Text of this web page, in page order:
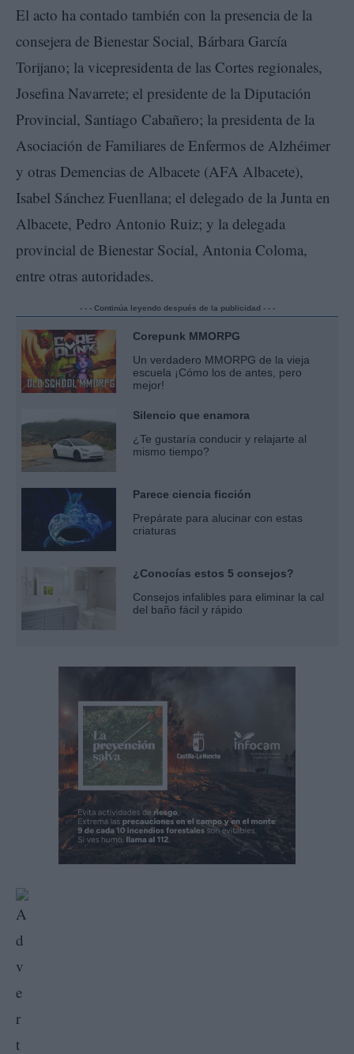
El acto ha contado también con la presencia de la
consejera de Bienestar Social, Bárbara García
Torijano; la vicepresidenta de las Cortes regionales,
Josefina Navarrete; el presidente de la Diputación
Provincial, Santiago Cabañero; la presidenta de la
Asociación de Familiares de Enfermos de Alzhéimer
y otras Demencias de Albacete (AFA Albacete),
Isabel Sánchez Fuenllana; el delegado de la Junta en
Albacete, Pedro Antonio Ruiz; y la delegada
provincial de Bienestar Social, Antonia Coloma,
entre otras autoridades.
- - - Continúa leyendo después de la publicidad - - -
Corepunk MMORPG
Un verdadero MMORPG de la vieja
escuela ¡Cómo los de antes, pero
mejor!
Silencio que enamora
¿Te gustaría conducir y relajarte al
mismo tiempo?
Parece ciencia ficción
Prepárate para alucinar con estas
criaturas
¿Conocías estos 5 consejos?
Consejos infalibles para eliminar la cal
del baño fácil y rápido